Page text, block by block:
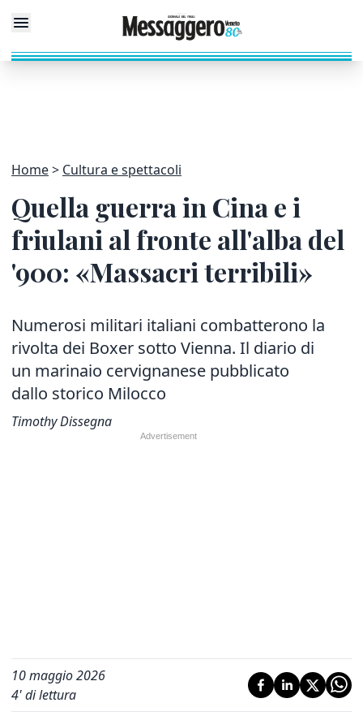
Home Cultura e spettacoli
Quella guerra in Cina e i
friulani al fronte all'alba del
'900: «Massacri terribili»
Numerosi militari italiani combatterono la
rivolta dei Boxer sotto Vienna. Il diario di
un marinaio cervignanese pubblicato
dallo storico Milocco
Timothy Dissegna
10 maggio 2026
4' di lettura